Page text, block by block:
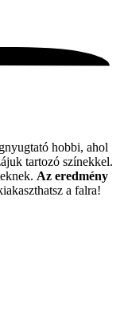
hobbi, ahol
tartozó színekkel.
Az eredmény
a falra!